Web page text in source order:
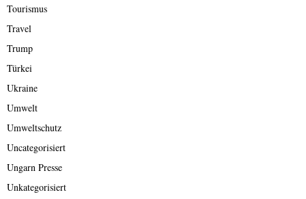
Tourismus
Travel
Trump
Türkei
Ukraine
Umwelt
Umweltschutz
Uncategorisiert
Ungarn Presse
Unkategorisiert